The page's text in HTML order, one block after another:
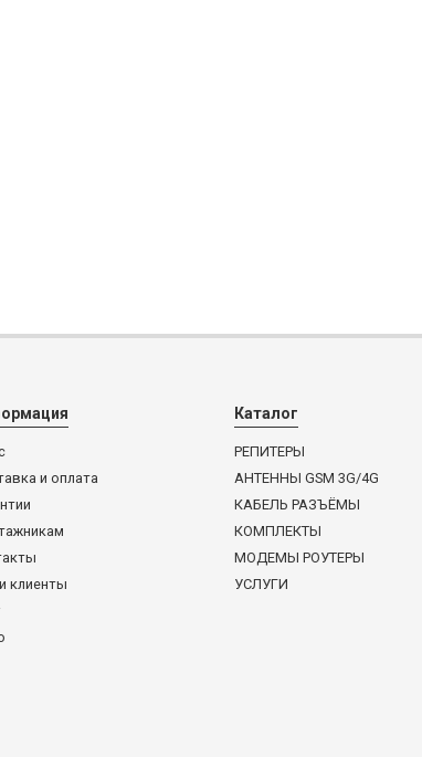
и оплата
клиенты
Каталог
РЕПИТЕРЫ
АНТЕННЫ GSM 3G/4G
КАБЕЛЬ РАЗЪЁМЫ
КОМПЛЕКТЫ
МОДЕМЫ РОУТЕРЫ
УСЛУГИ